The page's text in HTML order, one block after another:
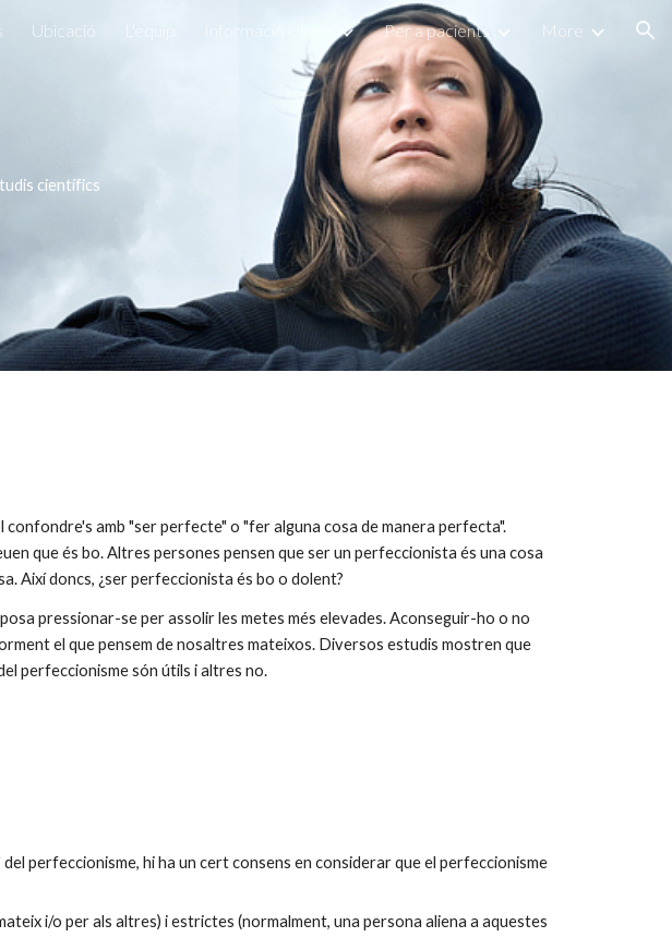
Skip to navigation
Ubicació Informació clínica Per a pacients More
científics
confondre's amb "ser perfecte" o "fer alguna cosa de manera perfecta".
que és bo. Altres persones pensen que ser un perfeccionista és una cosa
Així doncs, ¿ser perfeccionista és bo o dolent?
pressionar-se per assolir les metes més elevades. Aconseguir-ho o no
el que pensem de nosaltres mateixos. Diversos estudis mostren que
perfeccionisme són útils i altres no.
perfeccionisme, hi ha un cert consens en considerar que el perfeccionisme
i/o per als altres) i estrictes (normalment, una persona aliena a aquestes